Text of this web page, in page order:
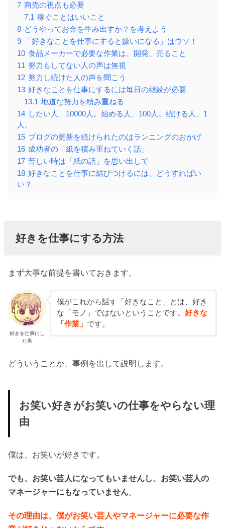
7 商売の視点も必要
7.1 稼ぐことはいいこと
8 どうやってお金を生み出すか？を考えよう
9
「好きなことを仕事にすると嫌いになる」はウソ！
10 食品メーカーで必要な作業は、開発、売ること
11 努力もしてない人の声は無視
12 努力し続けた人の声を聞こう
13 好きなことを仕事にするには毎日の継続が必要
13.1 地道な努力を積み重ねる
14 したい人、10000人。始める人、100人。続ける人、1
人。
15 ブログの更新を続けられたのはランニングのおかげ
16 成功者の「紙を積み重ねていく話」
17 苦しい時は「紙の話」を思い出して
18 好きなことを仕事に結びつけるには、どうすればい
い？
好きを仕事にする方法
まず大事な前提を書いておきます。
好きを仕事にし
た男
僕がこれから話す「好きなこと」とは、好き
な「モノ」ではないということです。 好きな
「作業」 です。
どういうことか、事例を出して説明します。
お笑い好きがお笑いの仕事をやらない理
由
僕は、お笑いが好きです。
でも、お笑い芸人になってもいませんし、お笑い芸人の
マネージャーにもなっていません。
その理由は、僕がお笑い芸人やマネージャーに必要な作